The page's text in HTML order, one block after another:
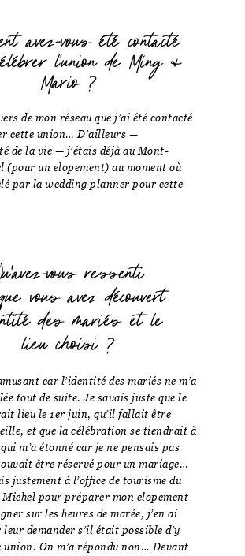
avez-vous été contacté
l'union de Ming &
Mario ?
de mon réseau que j’ai été contacté
cette union… D’ailleurs —
de la vie — j’étais déjà au Mont-
(pour un elopement) au moment où
par la wedding planner pour cette
vous ressenti
vous avez découvert
des mariés et le
lieu choisi ?
car l’identité des mariés ne m’a
tout de suite. Je savais juste que le
lieu le 1er juin, qu’il fallait être
et que la célébration se tiendrait à
qui m’a étonné car je ne pensais pas
être réservé pour un mariage…
justement à l’office de tourisme du
pour préparer mon elopement
sur les heures de marée, j’en ai
demander s’il était possible d’y
union. On m’a répondu non… Devant